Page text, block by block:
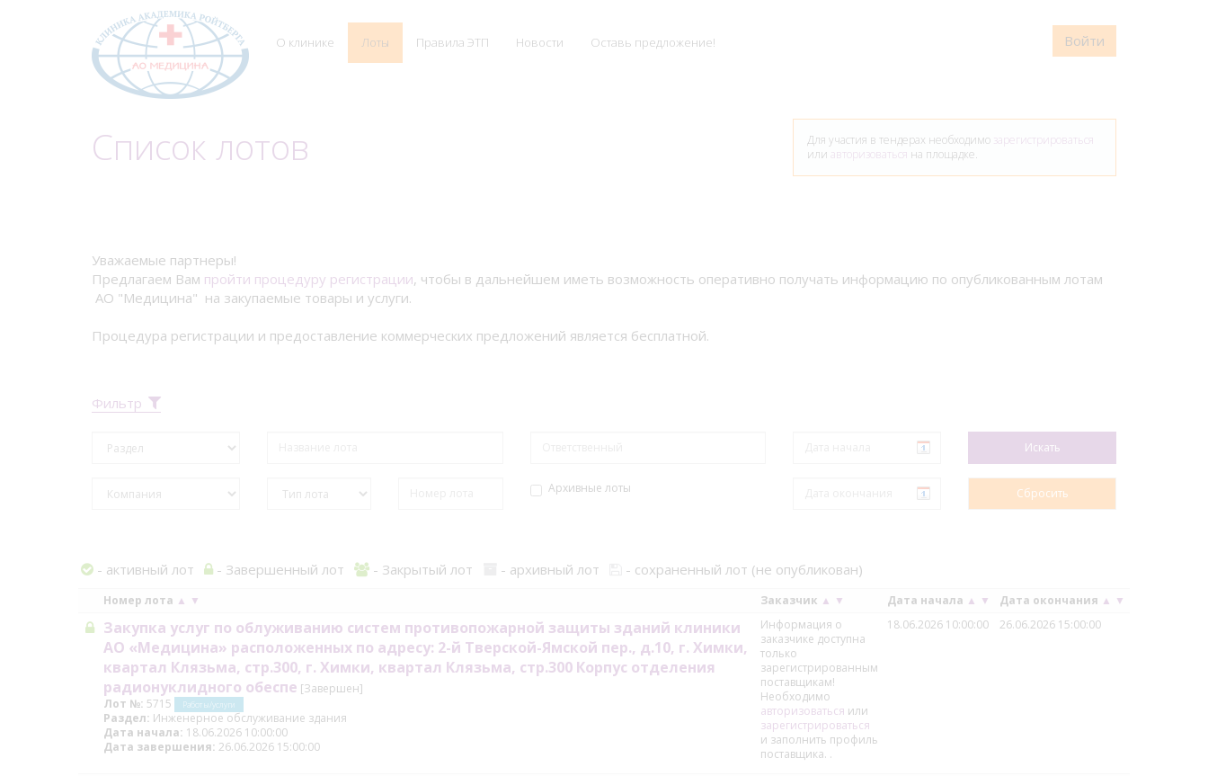
О клинике Лоты Правила ЭТП Новости Оставь предложение! Войти
Список лотов Для участия в тендерах необходимо зарегистрироваться
или авторизоваться на площадке.
Уважаемые партнеры!
Предлагаем Вам пройти процедуру регистрации, чтобы в дальнейшем иметь возможность оперативно получать информацию по опубликованным лотам
АО "Медицина" на закупаемые товары и услуги.
Процедура регистрации и предоставление коммерческих предложений является бесплатной.
Фильтр
Архивные лоты
- активный лот - Завершенный лот - Закрытый лот - архивный лот - сохраненный лот (не опубликован)
Номер лота ▲ ▼ Заказчик ▲ ▼ Дата начала ▲ ▼ Дата окончания ▲ ▼
Закупка услуг по облуживанию систем противопожарной защиты зданий клиники
АО «Медицина» расположенных по адресу: 2-й Тверской-Ямской пер., д.10, г. Химки,
квартал Клязьма, стр.300, г. Химки, квартал Клязьма, стр.300 Корпус отделения
радионуклидного обеспе [Завершен]
Лот №: 5715 Работы/услуги
Раздел: Инженерное обслуживание здания
Дата начала: 18.06.2026 10:00:00
Дата завершения: 26.06.2026 15:00:00
Информация о
заказчике доступна
только
зарегистрированным
поставщикам!
Необходимо
авторизоваться или
зарегистрироваться
и заполнить профиль
поставщика. .
18.06.2026 10:00:00 26.06.2026 15:00:00